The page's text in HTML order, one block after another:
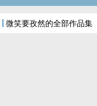
微笑要孜然的全部作品集